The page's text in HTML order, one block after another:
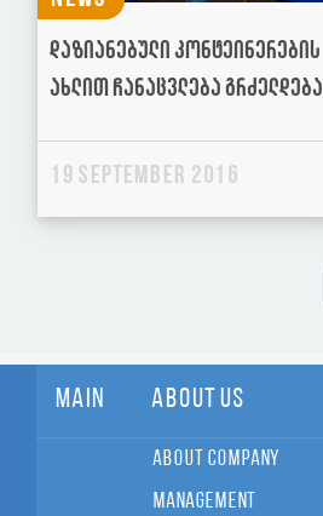
დაზიანებული კონტეინერების
ახლით ჩანაცვლება გრძელდება
19 September 2016
Main About Us
About Company
Management